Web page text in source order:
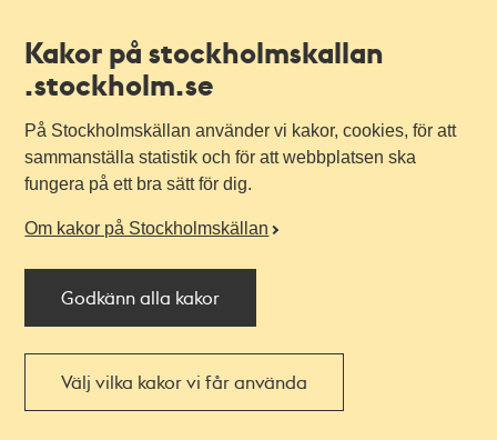
Kakor på stockholmskallan
.stockholm.se
På Stockholmskällan använder vi kakor, cookies, för att
sammanställa statistik och för att webbplatsen ska
fungera på ett bra sätt för dig.
Om kakor på Stockholmskällan
Godkänn alla kakor
Välj vilka kakor vi får använda